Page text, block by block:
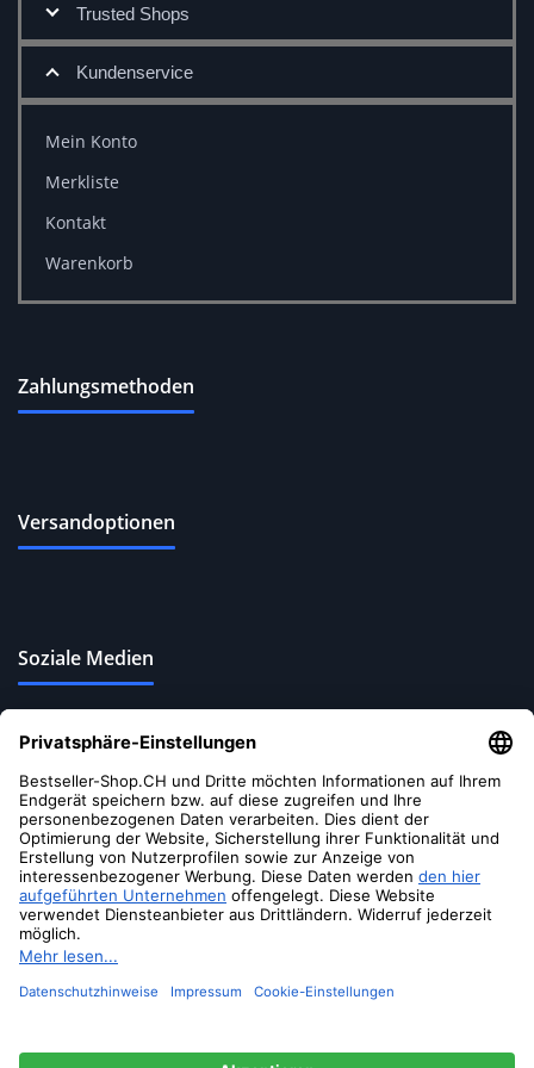
Trusted Shops
Kundenservice
Mein Konto
Merkliste
Kontakt
Warenkorb
Zahlungsmethoden
Versandoptionen
Soziale Medien
© 2026 Bestseller-Shop.CH - Alle Rechte vorbehalten
ANAiRUi
Kurkuma
Vitamin C
Gesichtsmaske,
Kaolin, Tonerde